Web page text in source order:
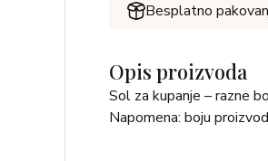
Besplatno
Opis proizvoda
Sol za kupanje – razne
Napomena: boju